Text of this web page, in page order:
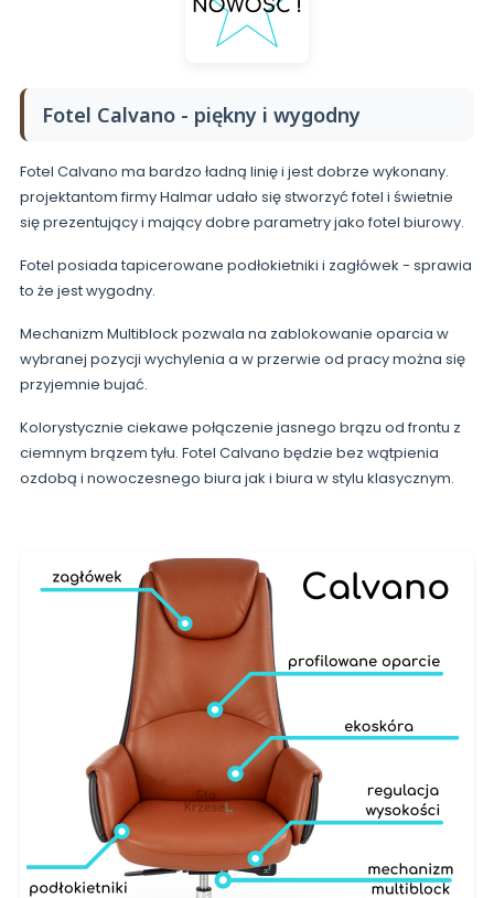
Fotel Calvano - piękny i wygodny
Fotel Calvano ma bardzo ładną linię i jest dobrze wykonany.
projektantom firmy Halmar udało się stworzyć fotel i świetnie
się prezentujący i mający dobre parametry jako fotel biurowy.
Fotel posiada tapicerowane podłokietniki i zagłówek - sprawia
to że jest wygodny.
Mechanizm Multiblock pozwala na zablokowanie oparcia w
wybranej pozycji wychylenia a w przerwie od pracy można się
przyjemnie bujać.
Kolorystycznie ciekawe połączenie jasnego brązu od frontu z
ciemnym brązem tyłu. Fotel Calvano będzie bez wątpienia
ozdobą i nowoczesnego biura jak i biura w stylu klasycznym.